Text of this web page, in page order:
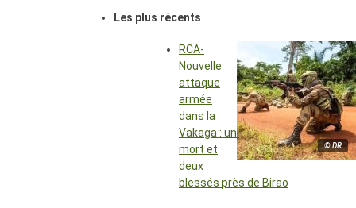
Les plus récents
© DR
RCA-
Nouvelle
attaque
armée
dans la
Vakaga : un
mort et
deux
blessés près de Birao